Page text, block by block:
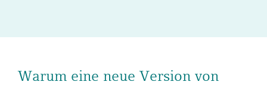
Warum eine neue Version von